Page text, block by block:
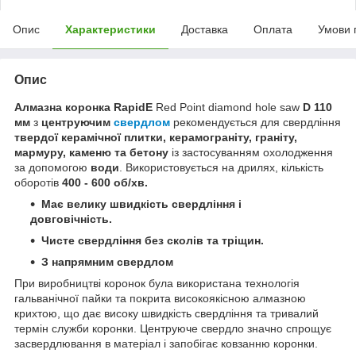
Опис Характеристики Доставка Оплата Умови
Опис
Алмазна коронка RapidE Red Point diamond hole saw D 110
мм з центруючим свердлом рекомендується для свердління
твердої керамічної плитки, керамограніту, граніту,
мармуру, каменю та бетону із застосуванням охолодження
за допомогою води . Використовується на дрилях, кількість
оборотів 400 - 600 об/хв.
Має велику швидкість свердління і
довговічність.
Чисте свердління без сколів та тріщин.
З напрямним свердлом
При виробництві коронок була використана технологія
гальванічної пайки та покрита високоякісною алмазною
крихтою, що дає високу швидкість свердління та тривалий
термін служби коронки. Центруюче свердло значно спрощує
засвердлювання в матеріал і запобігає ковзанню коронки.